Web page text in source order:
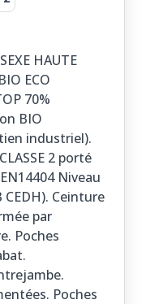
HAUTE
ECO
70%
BIO
industriel).
2 porté
Niveau
CEDH). Ceinture
par
Poches
Poches